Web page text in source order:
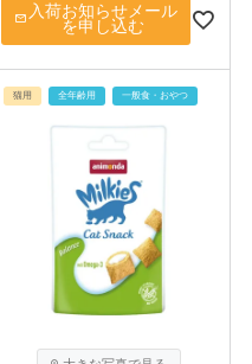
入荷お知らせメール
を申し込む
猫用 全年齢用 一般食・おやつ